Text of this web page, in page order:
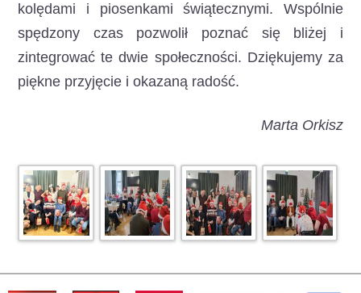
kolędami i piosenkami świątecznymi. Wspólnie
spędzony czas pozwolił poznać się bliżej i
zintegrować te dwie społeczności. Dziękujemy za
piękne przyjęcie i okazaną radość.
Marta Orkisz